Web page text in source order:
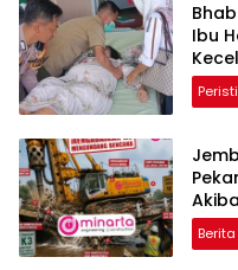
Ibu
Viral
Berita